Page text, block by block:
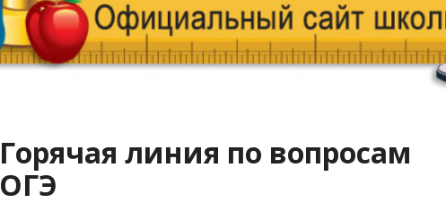
Горячая линия по вопросам
ОГЭ